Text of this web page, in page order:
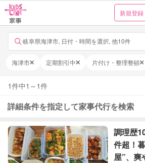
新規登録
岐阜県海津市, 日付・時間を選択, 他10件
海津市 定期割引中 片付け・整理整頓
1件中1 ～ 1件
詳細条件を指定して家事代行を検索
調理歴
件超！
屋”、爽